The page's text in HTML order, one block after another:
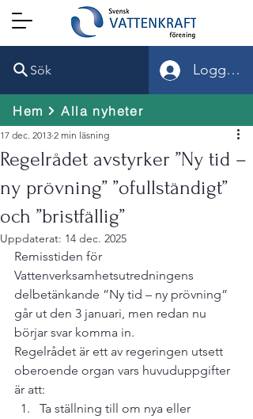
Sök Logga in
Hem Alla nyheter
Regelrådet avstyrker ”Ny tid –
ny prövning” ”ofullständigt”
och ”bristfällig”
17 dec. 2013 2 min läsning
Uppdaterat: 14 dec. 2025
Remisstiden för
Vattenverksamhetsutredningens
delbetänkande ”Ny tid – ny prövning”
går ut den 3 januari, men redan nu
börjar svar komma in.
Regelrådet är ett av regeringen utsett
oberoende organ vars huvuduppgifter
är att:
Ta ställning till om nya eller